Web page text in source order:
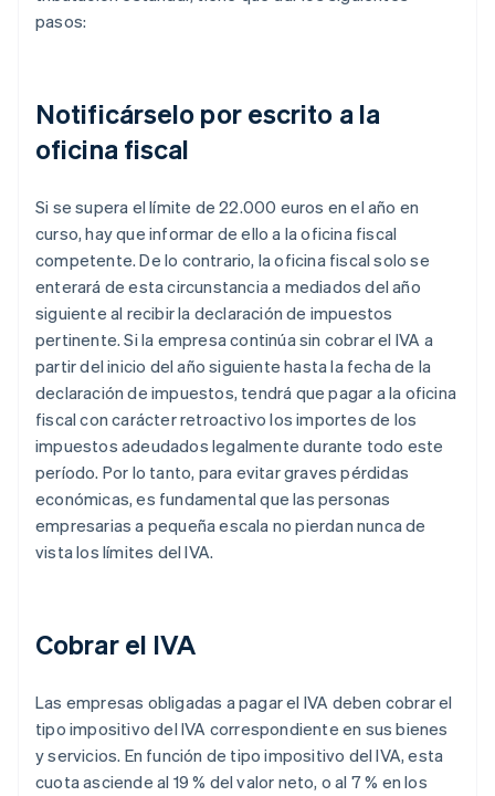
pasos:
Notificárselo por escrito a la
oficina fiscal
Si se supera el límite de 22.000 euros en el año en
curso, hay que informar de ello a la oficina fiscal
competente. De lo contrario, la oficina fiscal solo se
enterará de esta circunstancia a mediados del año
siguiente al recibir la declaración de impuestos
pertinente. Si la empresa continúa sin cobrar el IVA a
partir del inicio del año siguiente hasta la fecha de la
declaración de impuestos, tendrá que pagar a la oficina
fiscal con carácter retroactivo los importes de los
impuestos adeudados legalmente durante todo este
período. Por lo tanto, para evitar graves pérdidas
económicas, es fundamental que las personas
empresarias a pequeña escala no pierdan nunca de
vista los límites del IVA.
Cobrar el IVA
Las empresas obligadas a pagar el IVA deben cobrar el
tipo impositivo del IVA correspondiente en sus bienes
y servicios. En función de tipo impositivo del IVA, esta
cuota asciende al 19 % del valor neto, o al 7 % en los